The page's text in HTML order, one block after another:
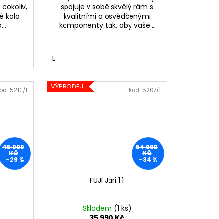
cokoliv,
kolo
spojuje v sobě skvělý rám s
kvalitními a osvědčenými
komponenty tak, aby vaše...
L
45 990
KČ
–29 %
5210/L VÝPRODEJ
54 990
KČ
–34 %
FUJI Jari 1.1
Skladem (1 ks)
Kód: 5207/L